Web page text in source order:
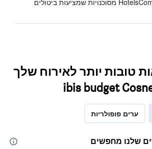
בHotelsCombined מסוכנויות שמציעות ביטולים
טובות יותר לאירוח שלך
ערים פופולריות
שלנו מחפשים